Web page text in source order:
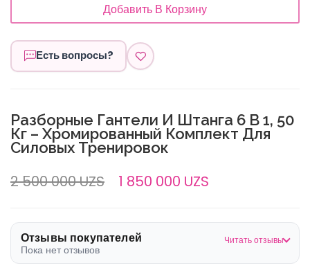
Отзывы покупателей
Пока нет отзывов
Читать отзывы
Добавить В Корзину
Есть вопросы?
Разборные Гантели И Штанга 6 В 1, 50
Кг – Хромированный Комплект Для
Силовых Тренировок
2 500 000 UZS 1 850 000 UZS